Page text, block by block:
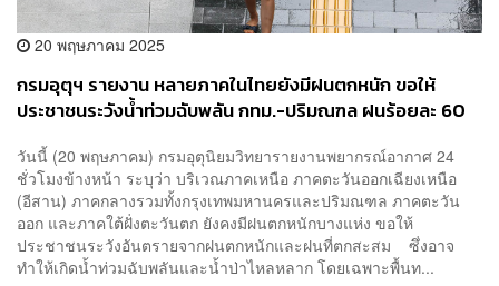
20 พฤษภาคม 2025
กรมอุตุฯ รายงาน หลายภาคในไทยยังมีฝนตกหนัก ขอให้
ประชาชนระวังน้ำท่วมฉับพลัน กทม.-ปริมณฑล ฝนร้อยละ 60
วันนี้ (20 พฤษภาคม) กรมอุตุนิยมวิทยารายงานพยากรณ์อากาศ 24
ชั่วโมงข้างหน้า ระบุว่า บริเวณภาคเหนือ ภาคตะวันออกเฉียงเหนือ
(อีสาน) ภาคกลางรวมทั้งกรุงเทพมหานครและปริมณฑล ภาคตะวัน
ออก และภาคใต้ฝั่งตะวันตก ยังคงมีฝนตกหนักบางแห่ง ขอให้
ประชาชนระวังอันตรายจากฝนตกหนักและฝนที่ตกสะสม ซึ่งอาจ
ทำให้เกิดน้ำท่วมฉับพลันและน้ำป่าไหลหลาก โดยเฉพาะพื้นท...